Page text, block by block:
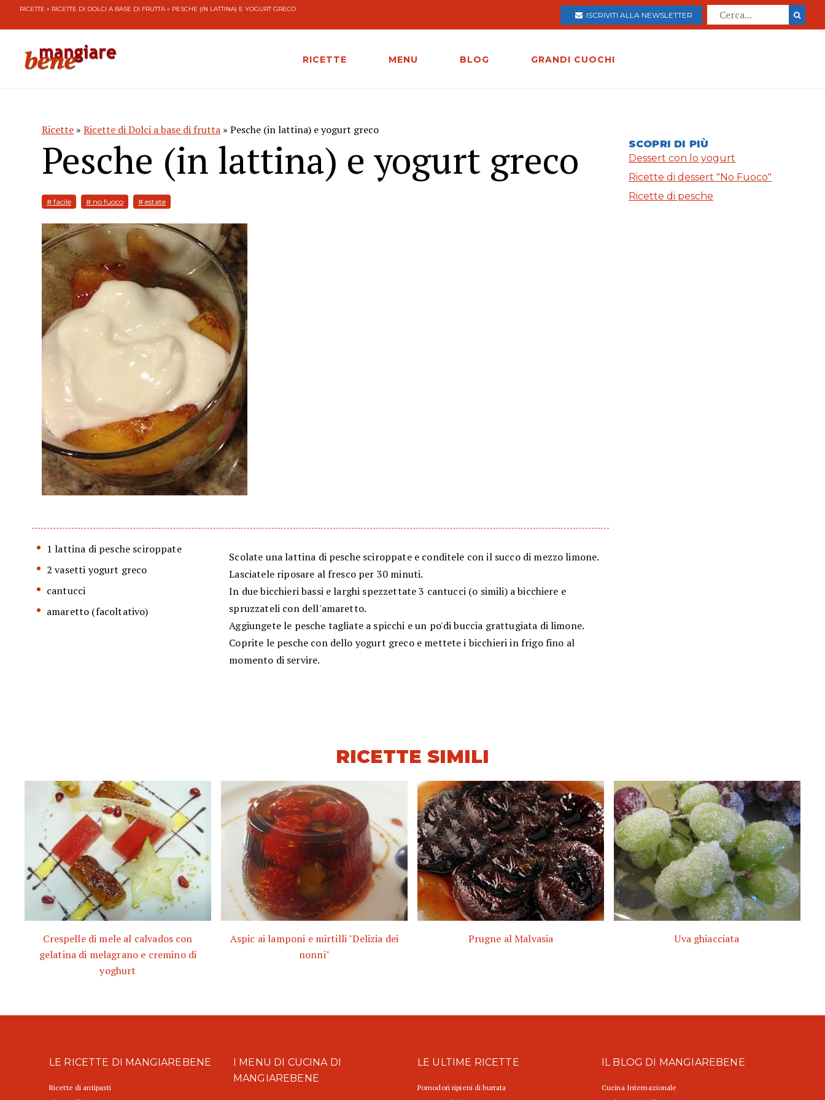
RICETTE » RICETTE DI DOLCI A BASE DI FRUTTA » PESCHE (IN LATTINA) E YOGURT GRECO
ISCRIVITI ALLA NEWSLETTER
RICETTE MENU BLOG GRANDI CUOCHI
Ricette » Ricette di Dolci a base di frutta » Pesche (in lattina) e yogurt greco
Pesche (in lattina) e yogurt greco
# facile # no fuoco # estate
1 lattina di pesche sciroppate
2 vasetti yogurt greco
cantucci
amaretto (facoltativo)
Scolate una lattina di pesche sciroppate e conditele con il succo di mezzo limone.
Lasciatele riposare al fresco per 30 minuti.
In due bicchieri bassi e larghi spezzettate 3 cantucci (o simili) a bicchiere e
spruzzateli con dell'amaretto.
Aggiungete le pesche tagliate a spicchi e un po'di buccia grattugiata di limone.
Coprite le pesche con dello yogurt greco e mettete i bicchieri in frigo fino al
momento di servire.
SCOPRI DI PIÙ
Dessert con lo yogurt
Ricette di dessert "No Fuoco"
Ricette di pesche
RICETTE SIMILI
Crespelle di mele al calvados con
gelatina di melagrano e cremino di
yoghurt
Aspic ai lamponi e mirtilli "Delizia dei
nonni"
Prugne al Malvasia Uva ghiacciata
LE RICETTE DI MANGIAREBENE
Ricette di antipasti
I MENU DI CUCINA DI
MANGIAREBENE
LE ULTIME RICETTE
Pomodori ripieni di burrata
IL BLOG DI MANGIAREBENE
Cucina Internazionale